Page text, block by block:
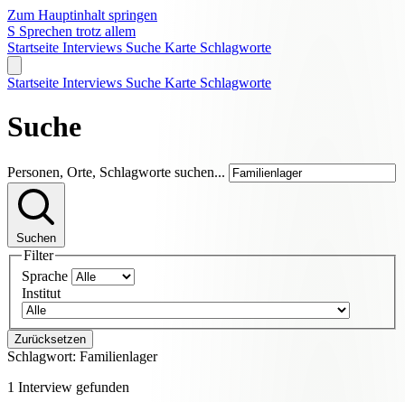
Zum Hauptinhalt springen
S Sprechen trotz allem
Startseite Interviews Suche Karte Schlagworte
Startseite Interviews Suche Karte Schlagworte
Suche
Personen, Orte, Schlagworte suchen...
Suchen
Filter
Sprache
Institut
Zurücksetzen
Schlagwort: Familienlager
1 Interview gefunden